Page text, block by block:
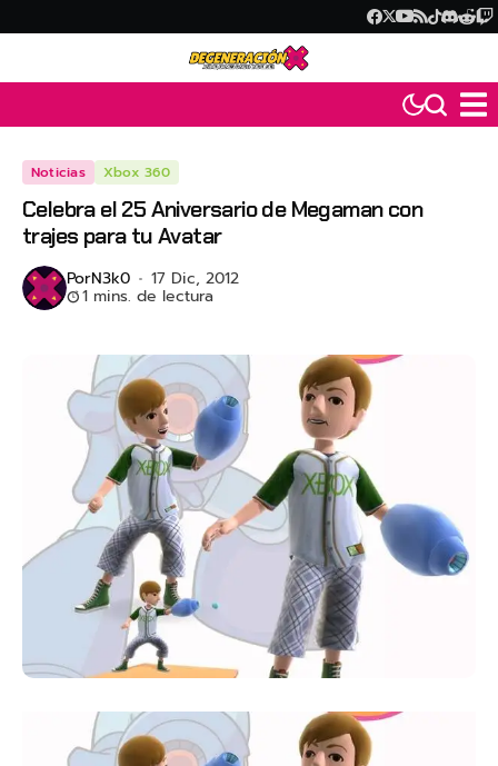
Noticias Xbox 360
Celebra el 25 Aniversario de Megaman con
trajes para tu Avatar
PorN3k0 17 Dic, 2012
1 mins. de lectura